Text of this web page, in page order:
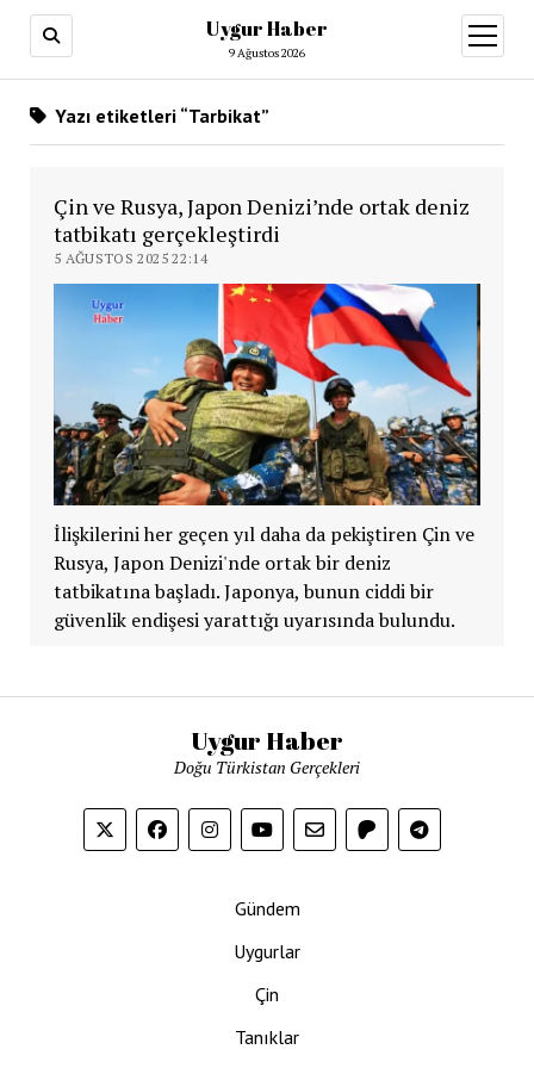
Uygur Haber
9 Ağustos 2026
aç
Yazı etiketleri “Tarbikat”
Çin ve Rusya, Japon Denizi’nde ortak deniz
tatbikatı gerçekleştirdi
5 AĞUSTOS 2025 22:14
İlişkilerini her geçen yıl daha da pekiştiren Çin ve
Rusya, Japon Denizi'nde ortak bir deniz
tatbikatına başladı. Japonya, bunun ciddi bir
güvenlik endişesi yarattığı uyarısında bulundu.
Uygur Haber
Doğu Türkistan Gerçekleri
Gündem
Uygurlar
Çin
Tanıklar